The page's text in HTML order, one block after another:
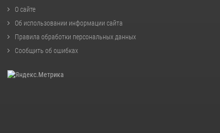
О сайте
Об использовании информации сайта
Правила обработки персональных данных
Сообщить об ошибках